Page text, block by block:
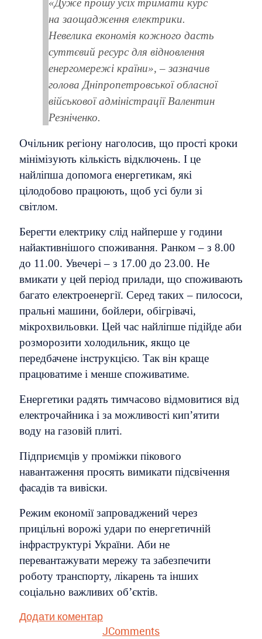
на заощадження електрики.
Невелика економія кожного дасть
суттєвий ресурс для відновлення
енергомережі країни», – зазначив
голова Дніпропетровської обласної
військової адміністрації Валентин
Резніченко.
Очільник регіону наголосив, що прості кроки
мінімізують кількість відключень. І це
найліпша допомога енергетикам, які
цілодобово працюють, щоб усі були зі
світлом.
Берегти електрику слід найперше у години
найактивнішого споживання. Ранком – з 8.00
до 11.00. Увечері – з 17.00 до 23.00. Не
вмикати у цей період прилади, що споживають
багато електроенергії. Серед таких – пилососи,
пральні машини, бойлери, обігрівачі,
мікрохвильовки. Цей час найліпше підійде аби
розморозити холодильник, якщо це
передбачене інструкцією. Так він краще
працюватиме і менше споживатиме.
Енергетики радять тимчасово відмовитися від
електрочайника і за можливості кип’ятити
воду на газовій плиті.
Підприємців у проміжки пікового
навантаження просять вимикати підсвічення
фасадів та вивіски.
Режим економії запроваджений через
прицільні ворожі удари по енергетичній
інфраструктурі України. Аби не
перевантажувати мережу та забезпечити
роботу транспорту, лікарень та інших
соціально важливих об’єктів.
Додати коментар
JComments